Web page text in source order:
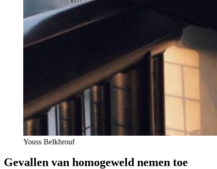
Youss Belkhrouf
Gevallen van homogeweld nemen toe